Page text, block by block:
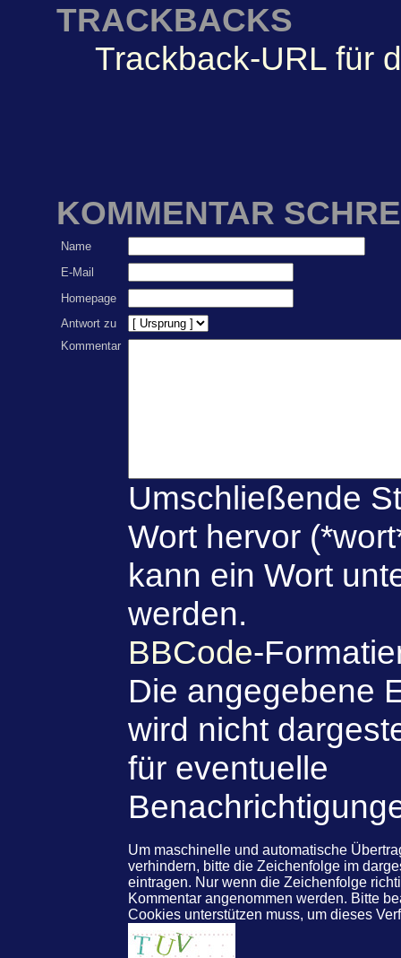
TRACKBACKS
Trackback-URL für
KOMMENTAR
Name
E-Mail
Homepage
Antwort zu
Kommentar
Umschließende
Wort hervor
kann ein Wort
werden.
BBCode-
Die angegebene
wird nicht
für eventuelle
Um maschinelle und automatische
verhindern, bitte die Zeichenfolge im
eintragen. Nur wenn die Zeichenfolge
Kommentar angenommen werden. Bitte
Cookies unterstützen muss, um dieses